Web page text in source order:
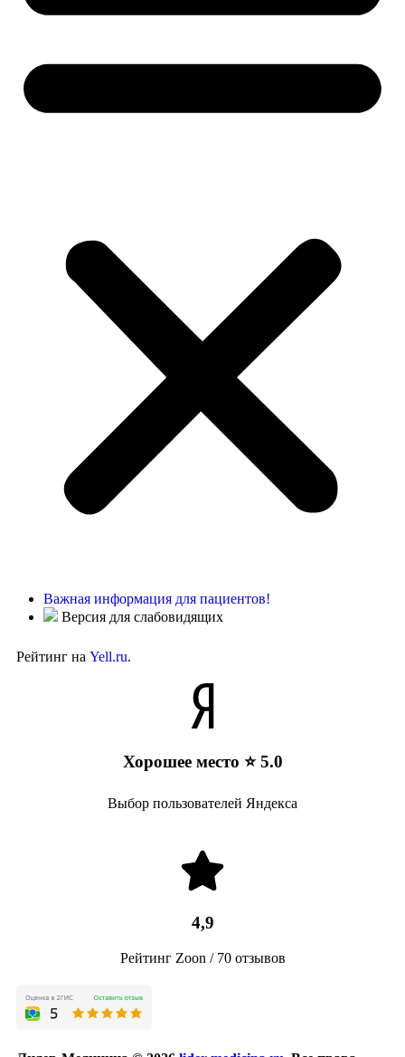
Важная информация для пациентов!
Версия для слабовидящих
Рейтинг на Yell.ru.
Хорошее место ⭐ 5.0
Выбор пользователей Яндекса
4,9
Рейтинг Zoon / 70 отзывов